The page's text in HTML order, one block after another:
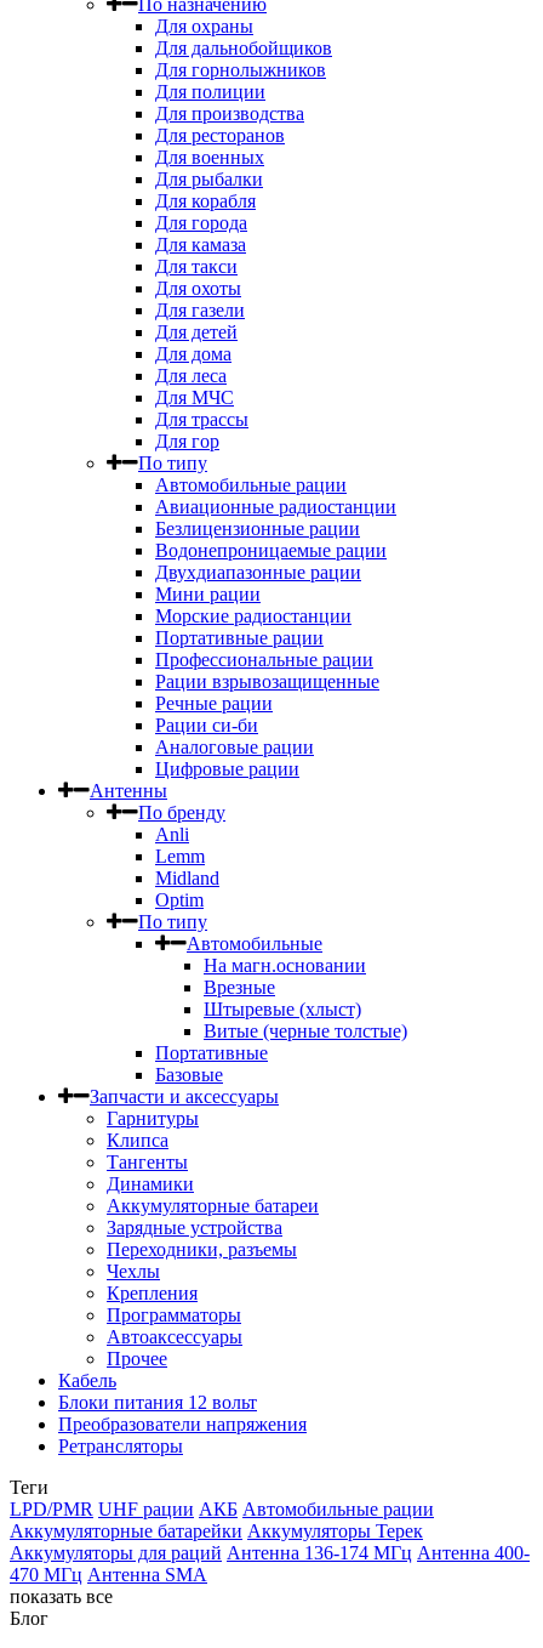
По назначению
Для охраны
Для дальнобойщиков
Для горнолыжников
Для полиции
Для производства
Для ресторанов
Для военных
Для рыбалки
Для корабля
Для города
Для камаза
Для такси
Для охоты
Для газели
Для детей
Для дома
Для леса
Для МЧС
Для трассы
Для гор
По типу
Автомобильные рации
Авиационные радиостанции
Безлицензионные рации
Водонепроницаемые рации
Двухдиапазонные рации
Мини рации
Морские радиостанции
Портативные рации
Профессиональные рации
Рации взрывозащищенные
Речные рации
Рации си-би
Аналоговые рации
Цифровые рации
Антенны
По бренду
Anli
Lemm
Midland
Optim
По типу
Автомобильные
На магн.основании
Врезные
Штыревые (хлыст)
Витые (черные толстые)
Портативные
Базовые
Запчасти и аксессуары
Гарнитуры
Клипса
Тангенты
Динамики
Аккумуляторные батареи
Зарядные устройства
Переходники, разъемы
Чехлы
Крепления
Программаторы
Автоаксессуары
Прочее
Кабель
Блоки питания 12 вольт
Преобразователи напряжения
Ретрансляторы
Теги
LPD/PMR UHF рации АКБ Автомобильные рации
Аккумуляторные батарейки Аккумуляторы Терек
Аккумуляторы для раций Антенна 136-174 МГц Антенна 400-
470 МГц Антенна SMA
показать все
Блог